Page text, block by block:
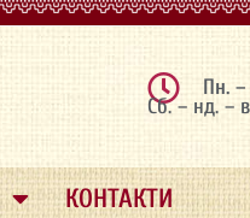
Пн.
Сб. – нд. –
КОНТАКТИ